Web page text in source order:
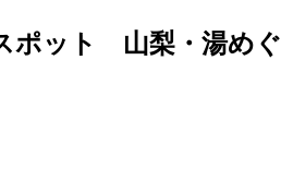
ポット 山梨・湯めぐ